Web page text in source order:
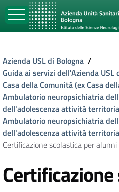
Azienda USL di Bologna /
Guida ai servizi dell'Azienda USL
Casa della Comunità (ex Casa
Ambulatorio neuropsichiatria
dell'adolescenza attività
Ambulatorio neuropsichiatria
dell'adolescenza attività
Certificazione scolastica per